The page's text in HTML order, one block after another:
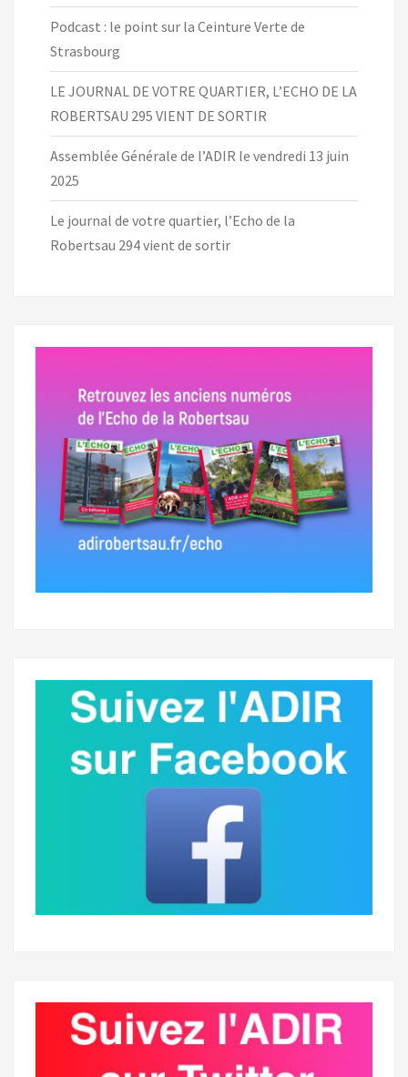
Podcast : le point sur la Ceinture Verte de
Strasbourg
LE JOURNAL DE VOTRE QUARTIER, L’ECHO DE LA
ROBERTSAU 295 VIENT DE SORTIR
Assemblée Générale de l’ADIR le vendredi 13 juin
2025
Le journal de votre quartier, l’Echo de la
Robertsau 294 vient de sortir